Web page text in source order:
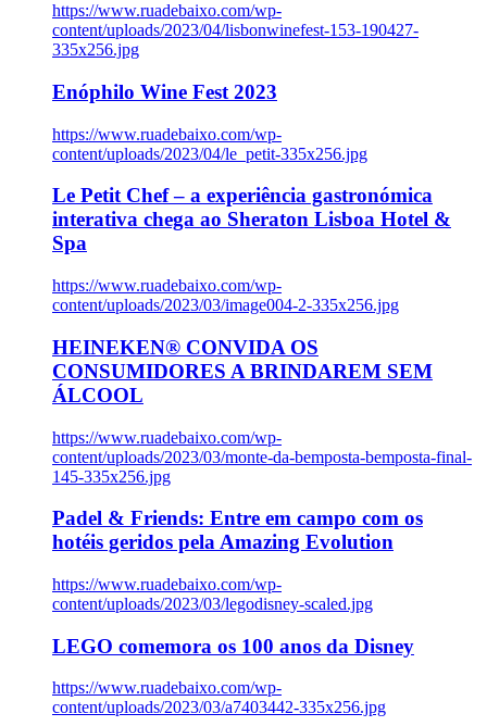
https://www.ruadebaixo.com/wp-
content/uploads/2023/04/lisbonwinefest-153-190427-
335x256.jpg
Enóphilo Wine Fest 2023
https://www.ruadebaixo.com/wp-
content/uploads/2023/04/le_petit-335x256.jpg
Le Petit Chef – a experiência gastronómica
interativa chega ao Sheraton Lisboa Hotel &
Spa
https://www.ruadebaixo.com/wp-
content/uploads/2023/03/image004-2-335x256.jpg
HEINEKEN® CONVIDA OS
CONSUMIDORES A BRINDAREM SEM
ÁLCOOL
https://www.ruadebaixo.com/wp-
content/uploads/2023/03/monte-da-bemposta-bemposta-final-
145-335x256.jpg
Padel & Friends: Entre em campo com os
hotéis geridos pela Amazing Evolution
https://www.ruadebaixo.com/wp-
content/uploads/2023/03/legodisney-scaled.jpg
LEGO comemora os 100 anos da Disney
https://www.ruadebaixo.com/wp-
content/uploads/2023/03/a7403442-335x256.jpg